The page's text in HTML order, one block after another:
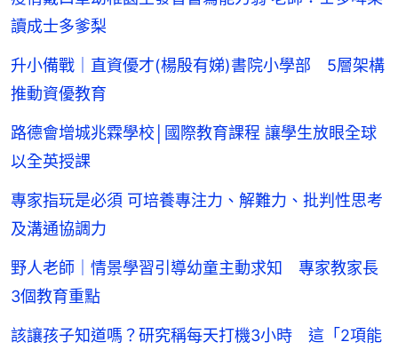
讀成士多爹梨
升小備戰｜直資優才(楊殷有娣)書院小學部 5層架構
推動資優教育
路德會增城兆霖學校│國際教育課程 讓學生放眼全球
以全英授課
專家指玩是必須 可培養專注力、解難力、批判性思考
及溝通協調力
野人老師｜情景學習引導幼童主動求知 專家教家長
3個教育重點
該讓孩子知道嗎？研究稱每天打機3小時 這「2項能